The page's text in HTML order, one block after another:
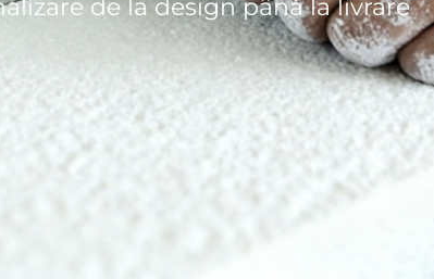
de la design până la livrare